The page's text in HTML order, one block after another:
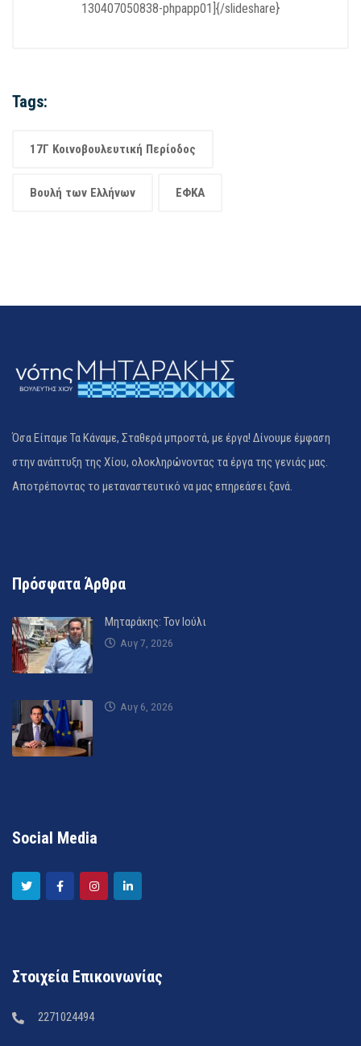
130407050838-phpapp01]{/slideshare}
Tags:
17Γ Κοινοβουλευτική Περίοδος
Βουλή των Ελλήνων ΕΦΚΑ
Όσα Είπαμε Τα Κάναμε, Σταθερά μπροστά, με έργα! Δίνουμε έμφαση
στην ανάπτυξη της Χίου, ολοκληρώνοντας τα έργα της γενιάς μας.
Αποτρέποντας το μεταναστευτικό να μας επηρεάσει ξανά.
Πρόσφατα Άρθρα
Μηταράκης: Τον Ιούλι
Αυγ 7, 2026
Αυγ 6, 2026
Social Media
Στοιχεία Επικοινωνίας
2271024494